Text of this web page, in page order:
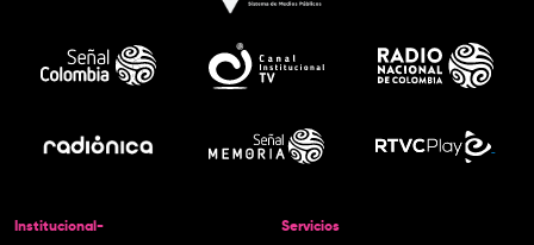
Institucional-
Servicios